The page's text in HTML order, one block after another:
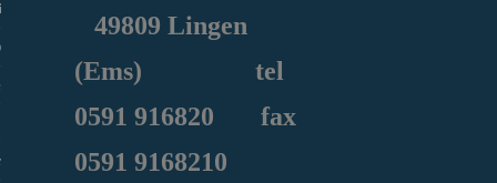
Sozialarbeit
49809 Lingen
(Ems) tel
0591916820 fax
0591 9168210